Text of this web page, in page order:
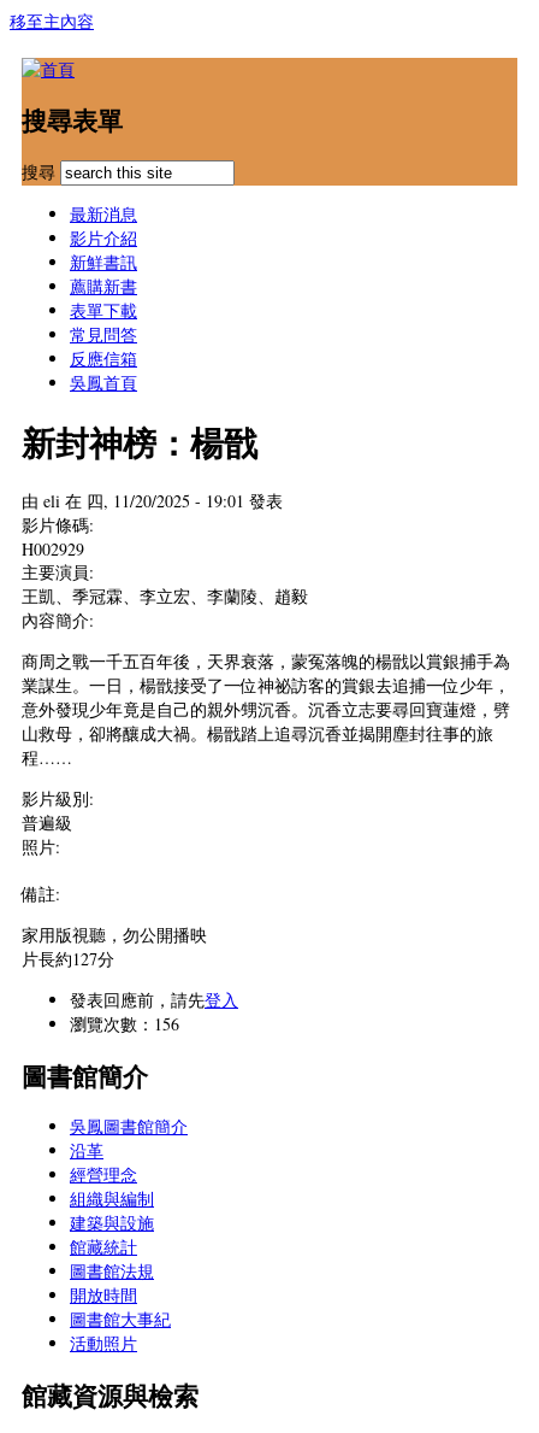
移至主內容
搜尋表單
搜尋
最新消息
影片介紹
新鮮書訊
薦購新書
表單下載
常見問答
反應信箱
吳鳳首頁
新封神榜：楊戩
由 eli 在 四, 11/20/2025 - 19:01 發表
影片條碼:
H002929
主要演員:
王凱、季冠霖、李立宏、李蘭陵、趙毅
內容簡介:
商周之戰一千五百年後，天界衰落，蒙冤落魄的楊戩以賞銀捕手為
業謀生。一日，楊戩接受了一位神祕訪客的賞銀去追捕一位少年，
意外發現少年竟是自己的親外甥沉香。沉香立志要尋回寶蓮燈，劈
山救母，卻將釀成大禍。楊戩踏上追尋沉香並揭開塵封往事的旅
程……
影片級別:
普遍級
照片:
備註:
家用版視聽，勿公開播映
片長約127分
發表回應前，請先登入
瀏覽次數：156
圖書館簡介
吳鳳圖書館簡介
沿革
經營理念
組織與編制
建築與設施
館藏統計
圖書館法規
開放時間
圖書館大事紀
活動照片
館藏資源與檢索